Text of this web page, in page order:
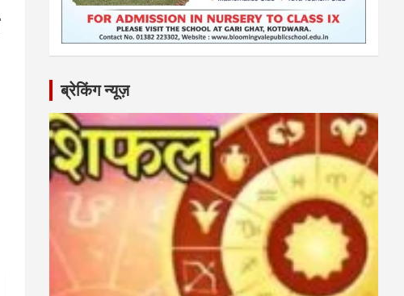
ब्रेकिंग न्यूज़